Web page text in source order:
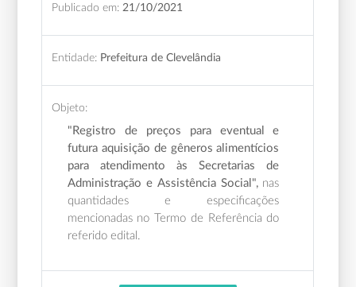
Publicado em: 21/10/2021
Entidade: Prefeitura de Clevelândia
Objeto:
"Registro de preços para eventual e
futura aquisição de gêneros alimentícios
para atendimento às Secretarias de
Administração e Assistência Social", nas
quantidades e especificações
mencionadas no Termo de Referência do
referido edital.